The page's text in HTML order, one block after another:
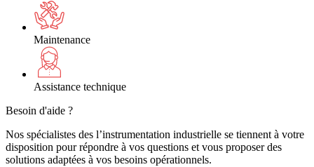
Maintenance
Assistance technique
Besoin d'aide ?
Nos spécialistes des l’instrumentation industrielle se tiennent à votre
disposition pour répondre à vos questions et vous proposer des
solutions adaptées à vos besoins opérationnels.